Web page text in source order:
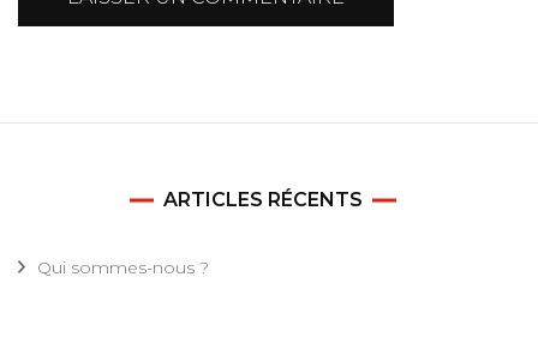
ARTICLES RÉCENTS
Qui sommes-nous ?